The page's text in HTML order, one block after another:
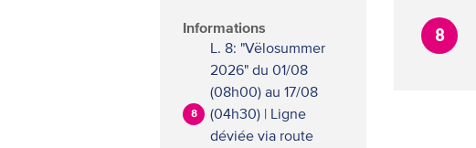
Informations
8
L. 8: "Vëlosummer
2026" du 01/08
(08h00) au 17/08
(04h30) | Ligne
déviée via route
8